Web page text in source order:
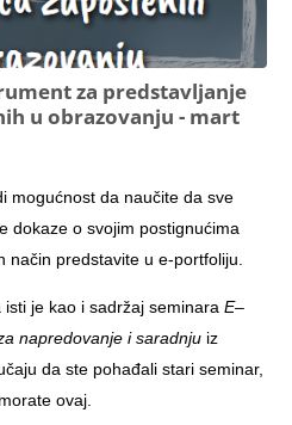
za predstavljanje
u obrazovanju - mart
mogućnost da naučite da sve
dokaze o svojim postignućima
način predstavite u e-portfoliju.
je kao i sadržaj seminara E–
napredovanje i saradnju iz
da ste pohađali stari seminar,
ovaj.